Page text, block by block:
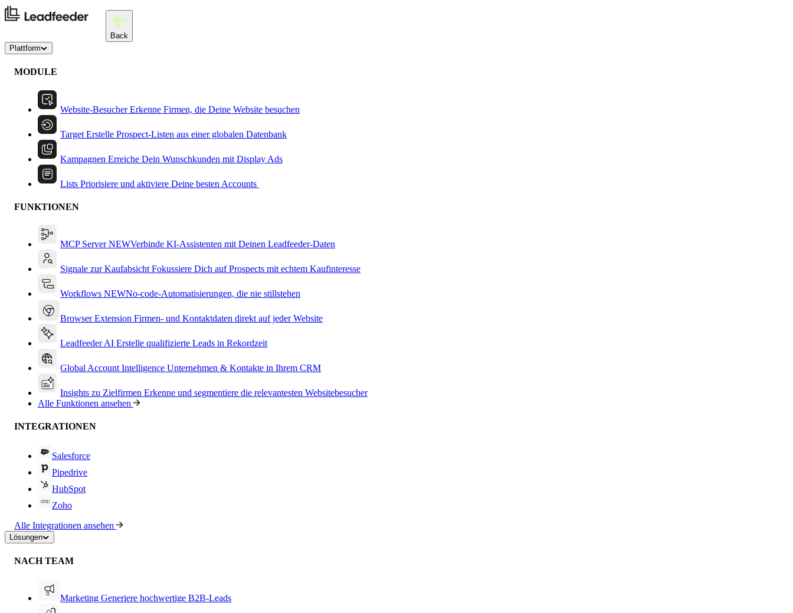
Back
Plattform
MODULE
Website-BesucherErkenne Firmen, die Deine Website besuchen
Target Erstelle Prospect-Listen aus einer globalen Datenbank
Kampagnen Erreiche Dein Wunschkunden mit Display Ads
Lists Priorisiere und aktiviere Deine besten Accounts
FUNKTIONEN
MCP ServerNEWVerbinde KI-Assistenten mit Deinen Leadfeeder-Daten
Signale zur Kaufabsicht Fokussiere Dich auf Prospects mit echtem Kaufinteresse
Workflows NEWNo-code-Automatisierungen, die nie stillstehen
Browser Extension Firmen- und Kontaktdaten direkt auf jeder Website
Leadfeeder AI Erstelle qualifizierte Leads in Rekordzeit
Global Account Intelligence Unternehmen & Kontakte in Ihrem CRM
Insights zu Zielfirmen Erkenne und segmentiere die relevantesten Websitebesucher
Alle Funktionen ansehen
INTEGRATIONEN
Salesforce
Pipedrive
HubSpot
Zoho
Alle Integrationen ansehen
Lösungen
NACH TEAM
Marketing Generiere hochwertige B2B-Leads